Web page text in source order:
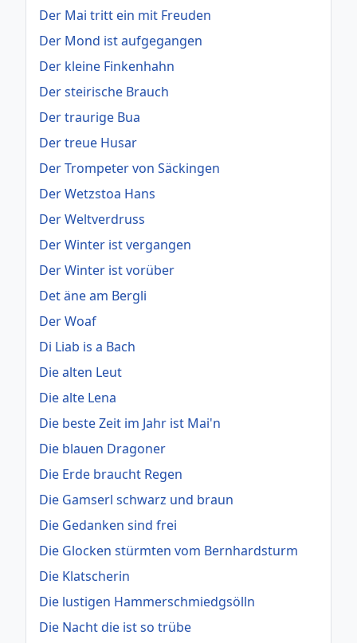
Der Mai tritt ein mit Freuden
Der Mond ist aufgegangen
Der kleine Finkenhahn
Der steirische Brauch
Der traurige Bua
Der treue Husar
Der Trompeter von Säckingen
Der Wetzstoa Hans
Der Weltverdruss
Der Winter ist vergangen
Der Winter ist vorüber
Det äne am Bergli
Der Woaf
Di Liab is a Bach
Die alten Leut
Die alte Lena
Die beste Zeit im Jahr ist Mai'n
Die blauen Dragoner
Die Erde braucht Regen
Die Gamserl schwarz und braun
Die Gedanken sind frei
Die Glocken stürmten vom Bernhardsturm
Die Klatscherin
Die lustigen Hammerschmiedgsölln
Die Nacht die ist so trübe